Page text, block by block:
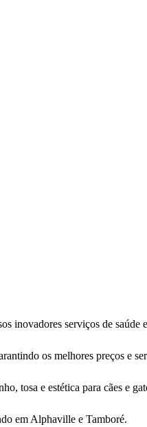
inovadores serviços de saúde
os melhores preços e
tosa e estética para cães e
em Alphaville e Tamboré.